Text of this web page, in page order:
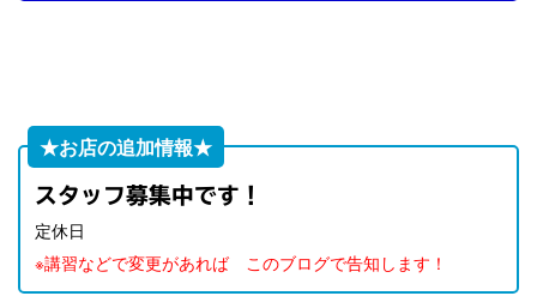
★お店の追加情報★
スタッフ募集中です！
定休日
※講習などで変更があれば このブログで告知します！